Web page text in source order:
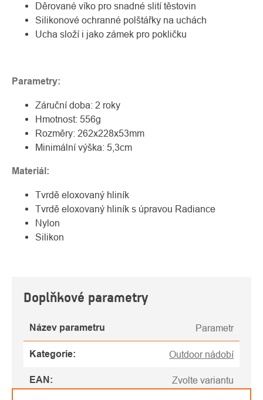
Děrované víko pro snadné slití těstovin
Silikonové ochranné polštářky na uchách
Ucha složí i jako zámek pro pokličku
Parametry:
Záruční doba: 2 roky
Hmotnost: 556g
Rozměry: 262x228x53mm
Minimální výška: 5,3cm
Materiál:
Tvrdě eloxovaný hliník
Tvrdě eloxovaný hliník s úpravou Radiance
Nylon
Silikon
Doplňkové parametry
Název parametru Parametr
Kategorie: Outdoor nádobí
EAN : Zvolte variantu